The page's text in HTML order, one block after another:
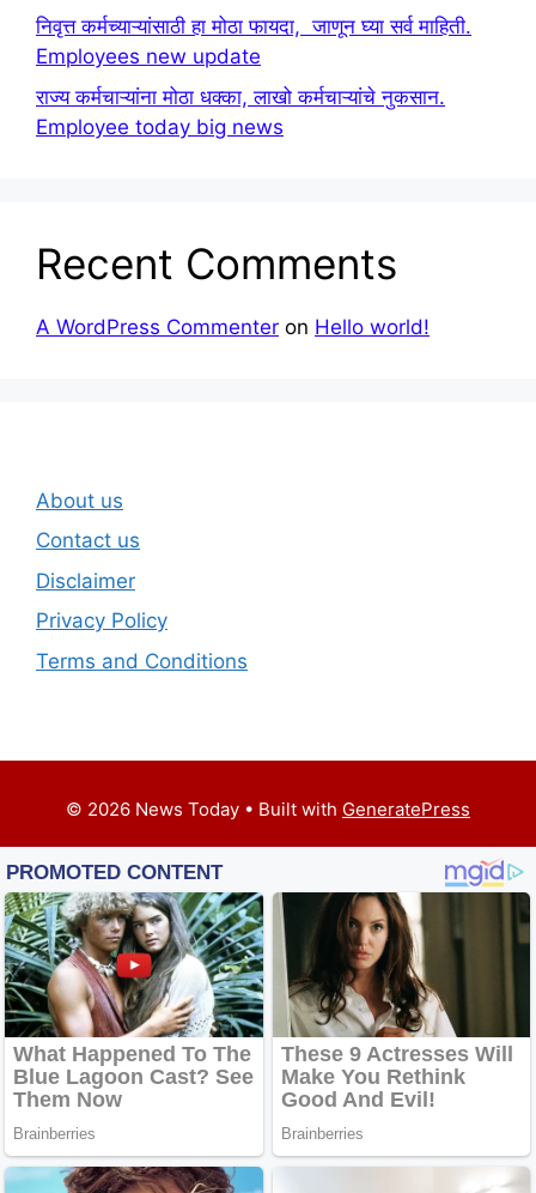
निवृत्त कर्मच्याऱ्यांसाठी हा मोठा फायदा, जाणून घ्या सर्व माहिती.
Employees new update
राज्य कर्मचाऱ्यांना मोठा धक्का, लाखो कर्मचाऱ्यांचे नुकसान.
Employee today big news
Recent Comments
A WordPress Commenter on Hello world!
About us
Contact us
Disclaimer
Privacy Policy
Terms and Conditions
© 2026 News Today • Built with GeneratePress